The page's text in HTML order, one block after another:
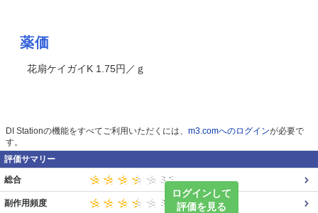
薬価
花扇ケイガイK 1.75円／ｇ
DI Stationの機能をすべてご利用いただくには、 m3.comへのログインが必要で
す。
評価サマリー
ログインして
評価を見る
総合
副作用頻度